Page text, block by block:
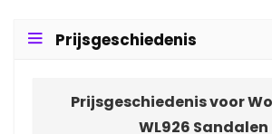
Prijsgeschiedenis
Prijsgeschiedenis voor
WL926 Sandalen